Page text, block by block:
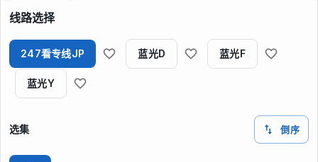
线路选择
247看专线JP 蓝光D 蓝光F
蓝光Y
选集 倒序